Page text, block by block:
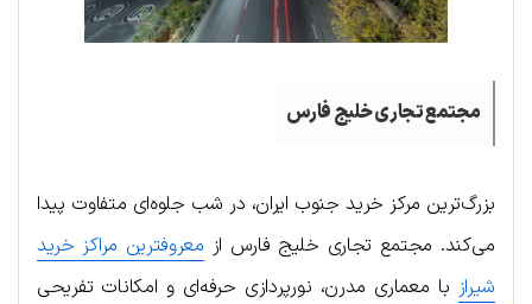
مجتمع تجاری خلیج فارس
بزرگ‌ترین مرکز خرید جنوب ایران، در شب جلوه‌ای متفاوت پیدا
می‌کند. مجتمع تجاری خلیج فارس از معروفترین مراکز خرید
شیراز با معماری مدرن، نورپردازی حرفه‌ای و امکانات تفریحی